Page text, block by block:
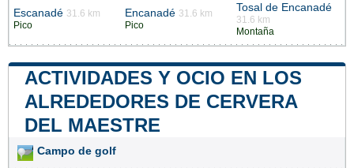
Escanadé 31.6 km
Pico
Encanadé 31.6 km
Pico
Tosal de Encanadé
31.6 km
Montaña
ACTIVIDADES Y OCIO EN LOS
ALREDEDORES DE CERVERA
DEL MAESTRE
Campo de golf